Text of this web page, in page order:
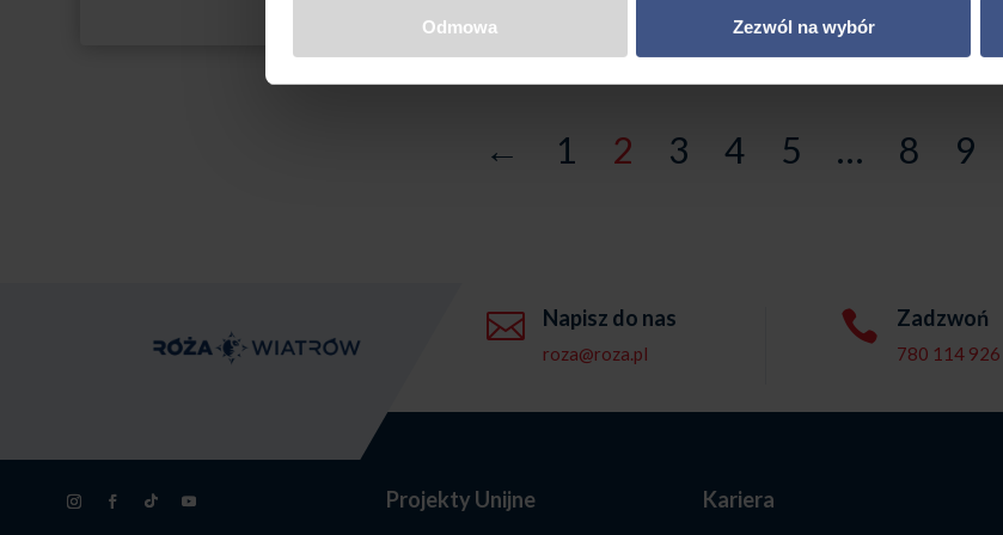
Odmowa Zezwól na wybór
← 1 2 3 4 5 … 8 9
 Napisz do nas
roza@roza.pl
 Zadzwoń
780 114 926
Projekty Unijne Kariera